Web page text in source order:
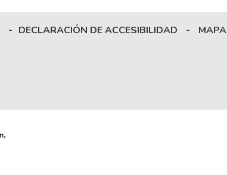
- DECLARACIÓN DE ACCESIBILIDAD -
MAPA